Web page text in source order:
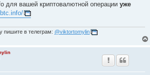
для вашей криптовалютной операции уже
пишите в телеграм: @viktortomylin